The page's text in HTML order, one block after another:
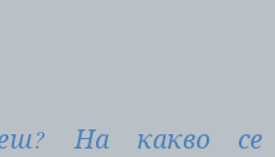
На какво се